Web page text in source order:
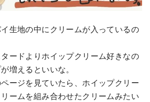
生地の中にクリームが入っているの
ードよりホイップクリーム好きなの
増えるといいな。
ージを見ていたら、ホイップクリー
ームを組み合わせたクリームみたい